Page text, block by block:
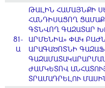
81-
Ա
ԹԱԼԻՆ ՀԱՄԱՅՆՔԻ
ՀԱՆԴԻՍԱՑՈՂ
ԳՏՆՎՈՂ ԳԱԶԱՏԱՐ
ԱՐՄԵՆԻԱ» ՓԱԿ
ԱՐԱԳԱԾՈՏՆԻ
ԺԱՄԿԵՏՈՎ
ՏՐԱՄԱԴՐԵԼՈՒ